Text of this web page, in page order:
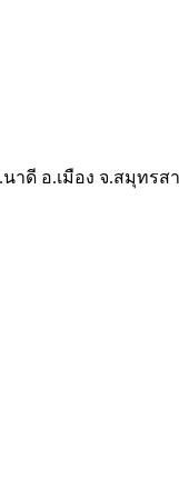
าดี อ.เมือง จ.สมุทรส